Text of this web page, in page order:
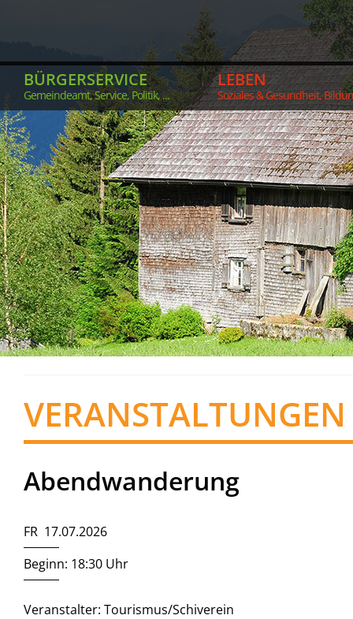
BÜRGERSERVICE
Gemeindeamt, Service, Politik, ...
LEBEN
Soziales & Gesundheit,
VERANSTALTUNGEN
Abendwanderung
FR 17.07.2026
Beginn: 18:30 Uhr
Veranstalter: Tourismus/Schiverein